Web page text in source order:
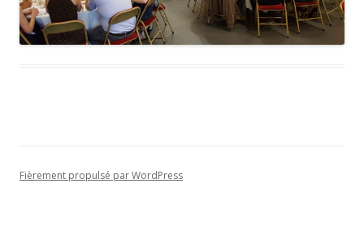
Fièrement propulsé par WordPress